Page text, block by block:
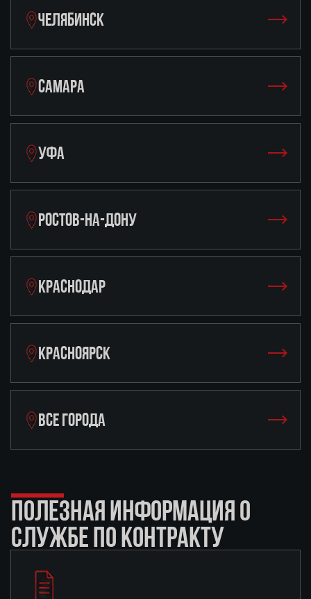
ЧЕЛЯБИНСК
САМАРА
УФА
РОСТОВ-НА-ДОНУ
КРАСНОДАР
КРАСНОЯРСК
ВСЕ ГОРОДА
ПОЛЕЗНАЯ ИНФОРМАЦИЯ О
СЛУЖБЕ ПО КОНТРАКТУ